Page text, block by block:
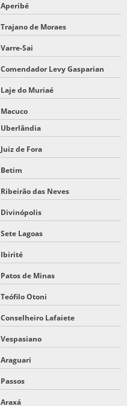
Aperibé
Trajano de Moraes
Varre-Sai
Comendador Levy Gasparian
Laje do Muriaé
Macuco
Uberlândia
Juiz de Fora
Betim
Ribeirão das Neves
Divinópolis
Sete Lagoas
Ibirité
Patos de Minas
Teófilo Otoni
Conselheiro Lafaiete
Vespasiano
Araguari
Passos
Araxá